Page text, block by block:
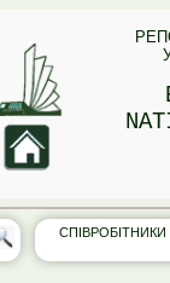
СПІВРО‎БІТНИКИ